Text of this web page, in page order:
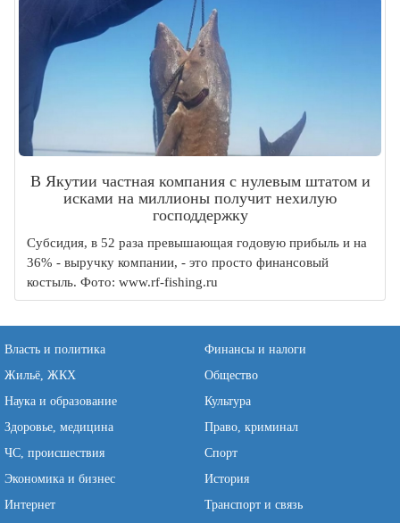
В Якутии частная компания с нулевым штатом и
исками на миллионы получит нехилую
господдержку
Субсидия, в 52 раза превышающая годовую прибыль и на
36% - выручку компании, - это просто финансовый
костыль. Фото: www.rf-fishing.ru
Власть и политика
Финансы и налоги
Жильё, ЖКХ
Общество
Наука и образование
Культура
Здоровье, медицина
Право, криминал
ЧС, происшествия
Спорт
Экономика и бизнес
История
Интернет
Транспорт и связь